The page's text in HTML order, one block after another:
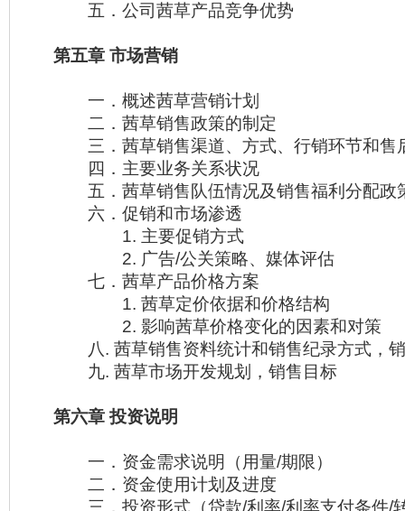
五．公司茜草产品竞争优势
第五章 市场营销
一．概述茜草营销计划
二．茜草销售政策的制定
三．茜草销售渠道、方式、行销环节和售
四．主要业务关系状况
五．茜草销售队伍情况及销售福利分配政
六．促销和市场渗透
1. 主要促销方式
2. 广告/公关策略、媒体评估
七．茜草产品价格方案
1. 茜草定价依据和价格结构
2. 影响茜草价格变化的因素和对策
八. 茜草销售资料统计和销售纪录方式，
九. 茜草市场开发规划，销售目标
第六章 投资说明
一．资金需求说明（用量/期限）
二．资金使用计划及进度
三．投资形式（贷款/利率/利率支付条件/